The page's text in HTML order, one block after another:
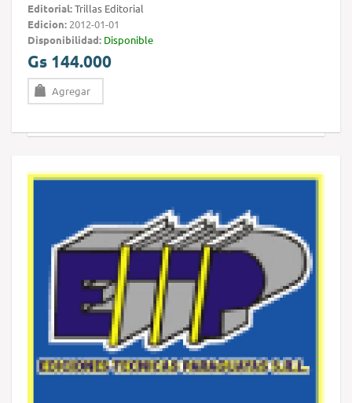
Editorial:Trillas Editorial
Edicion: 2012-01-01
Disponibilidad: Disponible
Gs 144.000
Agregar